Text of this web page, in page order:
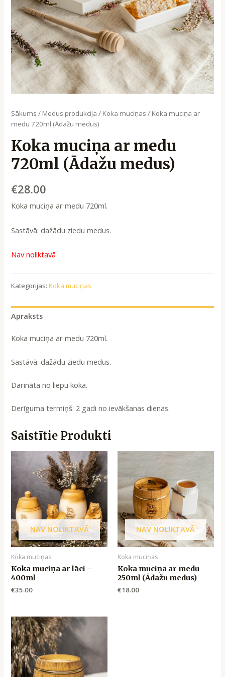
Sākums / Medus produkcija / Koka muciņas / Koka muciņa ar
medu 720ml (Ādažu medus)
Koka muciņa ar medu
720ml (Ādažu medus)
€28.00
Koka muciņa ar medu 720ml.
Sastāvā: dažādu ziedu medus.
Nav noliktavā
Kategorijas:Koka muciņas
Apraksts
Koka muciņa ar medu 720ml.
Sastāvā: dažādu ziedu medus.
Darināta no liepu koka.
Derīguma termiņš: 2 gadi no ievākšanas dienas.
Saistītie Produkti
NAV NOLIKTAVĀ
Koka muciņas
Koka muciņa ar lāci –
400ml
€35.00
NAV NOLIKTAVĀ
Koka muciņas
Koka muciņa ar medu
250ml (Ādažu medus)
€18.00